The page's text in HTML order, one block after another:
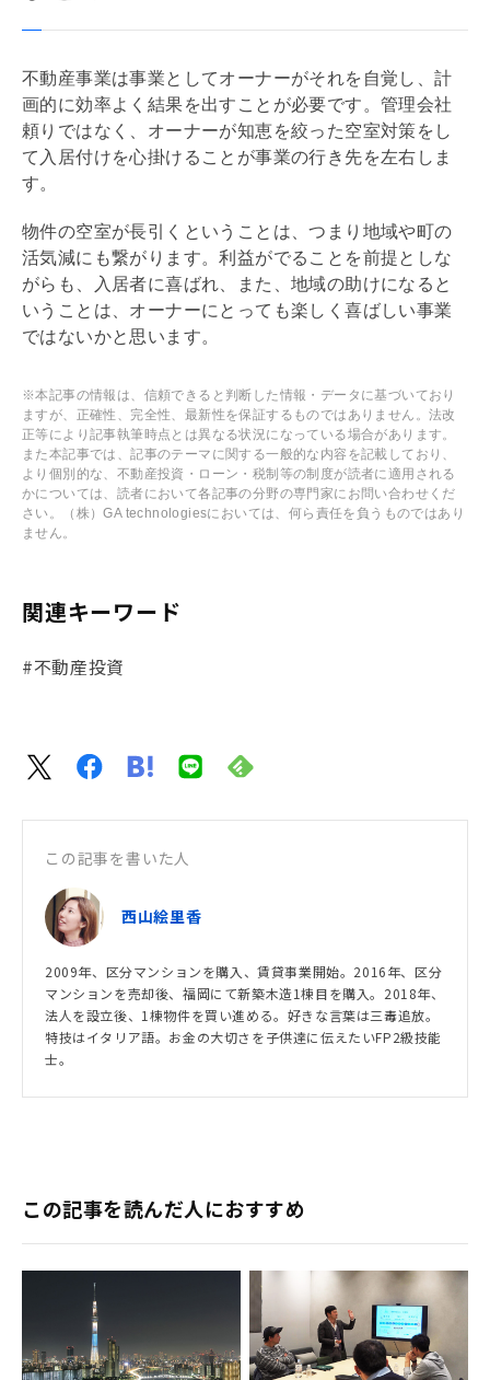
不動産事業は事業としてオーナーがそれを自覚し、計
画的に効率よく結果を出すことが必要です。 管理会社
頼りではなく、オーナーが知恵を絞った空室対策をし
て入居付けを心掛けることが事業の行き先を左右しま
す。
物件の空室が長引くということは、つまり地域や町の
活気減にも繋がります。利益がでることを前提としな
がらも、入居者に喜ばれ、また、地域の助けになると
いうことは、オーナーにとっても楽しく喜ばしい事業
ではないかと思います。
※本記事の情報は、信頼できると判断した情報・データに基づいており
ますが、正確性、完全性、最新性を保証するものではありません。法改
正等により記事執筆時点とは異なる状況になっている場合があります。
また本記事では、記事のテーマに関する一般的な内容を記載しており、
より個別的な、不動産投資・ローン・税制等の制度が読者に適用される
かについては、読者において各記事の分野の専門家にお問い合わせくだ
さい。（株）GA technologiesにおいては、何ら責任を負うものではあり
ません。
関連キーワード
#不動産投資
この記事を書いた人
西山絵里香
2009年、区分マンションを購入、賃貸事業開始。2016年、区分
マンションを売却後、福岡にて新築木造1棟目を購入。2018年、
法人を設立後、1棟物件を買い進める。好きな言葉は三毒追放。
特技はイタリア語。お金の大切さを子供達に伝えたいFP2級技能
士。
この記事を読んだ人におすすめ